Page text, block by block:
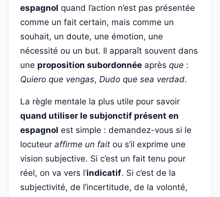
espagnol quand l’action n’est pas présentée
comme un fait certain, mais comme un
souhait, un doute, une émotion, une
nécessité ou un but. Il apparaît souvent dans
une proposition subordonnée après que :
Quiero que vengas, Dudo que sea verdad.
La règle mentale la plus utile pour savoir
quand utiliser le subjonctif présent en
espagnol est simple : demandez-vous si le
locuteur affirme un fait ou s’il exprime une
vision subjective. Si c’est un fait tenu pour
réel, on va vers l’indicatif. Si c’est de la
subjectivité, de l’incertitude, de la volonté,